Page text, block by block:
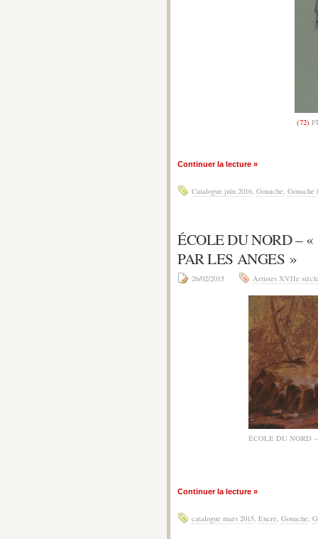
(72)
Continuer la lecture »
Catalogue juin 2016, Gouache, Gouache
ÉCOLE DU NORD –
PAR LES ANGES »
26/02/2015 Artistes XVIIe
ÉCOLE DU NORD
Continuer la lecture »
catalogue mars 2015, Encre, Gouache,